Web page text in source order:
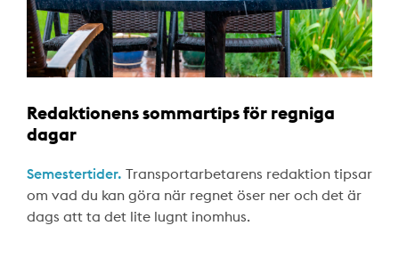
Redaktionens sommartips för regniga
dagar
Semestertider. Transportarbetarens redaktion tipsar
om vad du kan göra när regnet öser ner och det är
dags att ta det lite lugnt inomhus.